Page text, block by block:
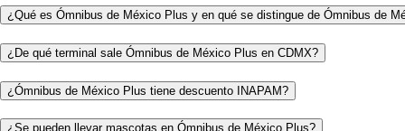
¿Qué es Ómnibus de México Plus y en qué se distingue de Ómnibus de
¿De qué terminal sale Ómnibus de México Plus en CDMX?
¿Ómnibus de México Plus tiene descuento INAPAM?
¿Se pueden llevar mascotas en Ómnibus de México Plus?